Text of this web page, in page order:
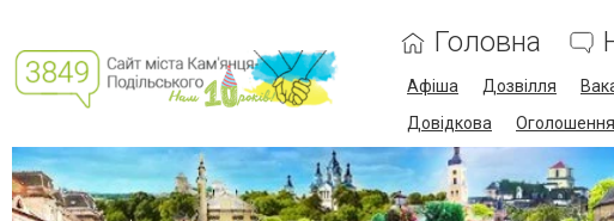
Головна
Афіша Дозвілля
Довідкова
Оголошення